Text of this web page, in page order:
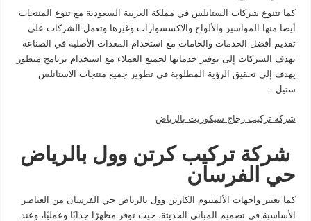
كما تتنوع شركات الستانلس في مملكة العربية السعودية مع تنوع المنتجات
أيضا منها المواسير والألواح والاكسسوارات وغيرها وتعمل الشركات على
تقديم أفضل الخدمات والخامات مع استخدام المعدات الأصلية في الصناعة
تهدف الشركات إلى توفير خدماتها لجميع العملاء مع استخدام برنامج متطور
يهدف إلى تحقيق الرؤية المطلوبة في تطوير جميع منتجات الاستانلس
ستيل .
شركة تركيب زجاج سيكوريت بالرياض
شركة تركيب كرتن وول بالرياض
حي الفرسان
كما تعتبر واجهات الألمنيوم الكارتن وول بالرياض حي الفرسان من العناصر
الأساسية في تصميم المباني الحديثة، حيث توفر مظهرًا جذابًا وعمليًا، وعند